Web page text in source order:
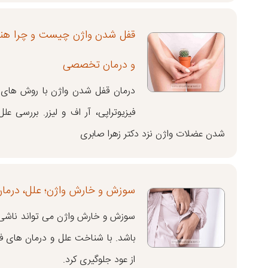
قفل شدن واژن چیست و چرا
و درمان تخصصی
درمان قفل شدن واژن با روش
فیزیوتراپی، آر اف و لیزر.
شدن عضلات واژن نزد دکتر زهرا صابری
سوزش و خارش واژن؛ علل،
سوزش و خارش واژن می تواند
باشد. با شناخت علل و درمان های
از عود جلوگیری کرد.